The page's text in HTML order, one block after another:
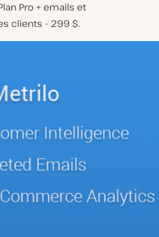
Pro + emails et
clients – 299 $.